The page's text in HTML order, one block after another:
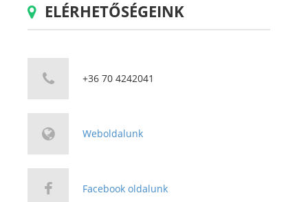
ELÉRHETŐSÉGEINK
+36 70 4242041
Weboldalunk
Facebook oldalunk